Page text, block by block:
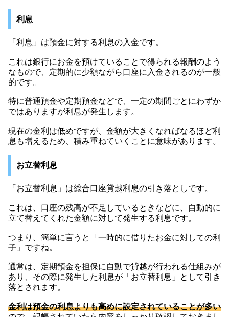
利息
「利息」は預金に対する利息の入金です。
これは銀行にお金を預けていることで得られる報酬のよう
なもので、定期的に少額ながら口座に入金されるのが一般
的です。
特に普通預金や定期預金などで、一定の期間ごとにわずか
ではありますが利息が発生します。
現在の金利は低めですが、金額が大きくなればなるほど利
息も増えるため、積み重ねていくことに意味があります。
お立替利息
「お立替利息」は総合口座貸越利息の引き落としです。
これは、口座の残高が不足しているときなどに、自動的に
立て替えてくれた金額に対して発生する利息です。
つまり、簡単に言うと「一時的に借りたお金に対しての利
子」ですね。
通常は、定期預金を担保に自動で貸越が行われる仕組みが
あり、その際に発生した利息が「お立替利息」として引き
落とされます。
金利は預金の利息よりも高めに設定されていることが多い